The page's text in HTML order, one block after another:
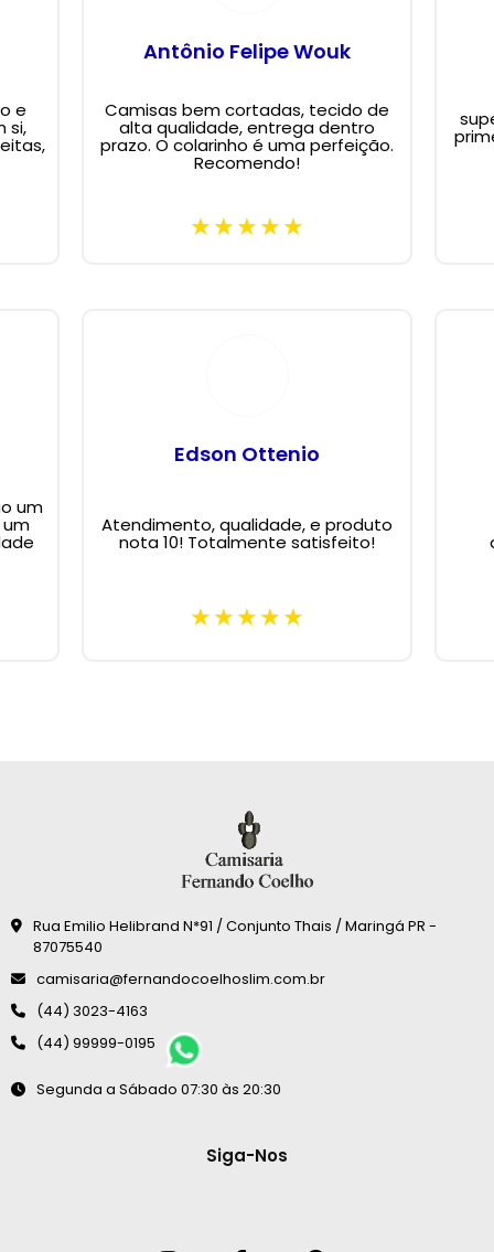
e
si,
Antônio Felipe Wouk
Camisas bem cortadas, tecido de
alta qualidade, entrega dentro
prazo. O colarinho é uma perfeição.
Recomendo!
um
Edson Ottenio
Atendimento, qualidade, e produto
nota 10! Totalmente satisfeito!
Rua Emilio Helibrand N*91 / Conjunto Thais / Maringá PR -
87075540
camisaria@fernandocoelhoslim.com.br
(44) 3023-4163
(44) 99999-0195
Segunda a Sábado 07:30 às 20:30
Siga-Nos